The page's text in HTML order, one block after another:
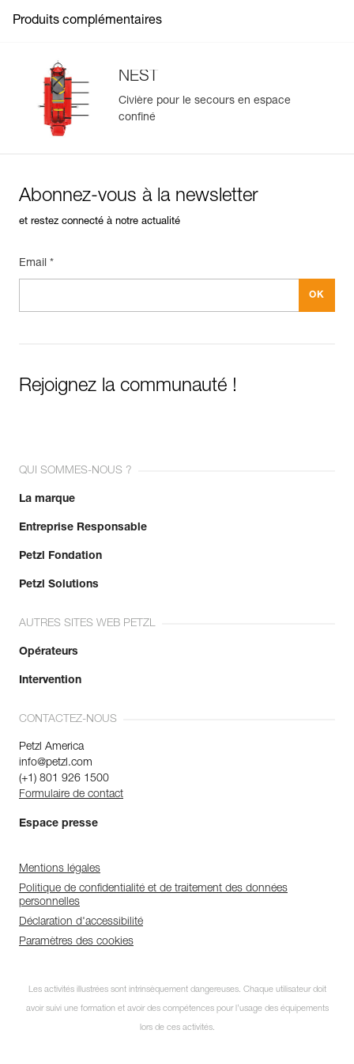
d'évacuation.
de mouflage JAG SYSTEM 2 m pour incliner la civière
avec précision.
Voir tous les contenus techniques
Produits complémentaires
NEST
Civière pour le secours en espace
confiné
Abonnez-vous à la newsletter
et restez connecté à notre actualité
Email *
Rejoignez la communauté !
QUI SOMMES-NOUS ?
La marque
Entreprise Responsable
Petzl Fondation
Petzl Solutions
AUTRES SITES WEB PETZL
Opérateurs
Intervention
CONTACTEZ-NOUS
Petzl America
info@petzl.com
(+1) 801 926 1500
Formulaire de contact
Espace presse
Mentions légales
Politique de confidentialité et de traitement des données
personnelles
Déclaration d'accessibilité
Paramètres des cookies
Les activités illustrées sont intrinsèquement dangereuses. Chaque utilisateur doit
avoir suivi une formation et avoir des compétences pour l’usage des équipements
lors de ces activités.